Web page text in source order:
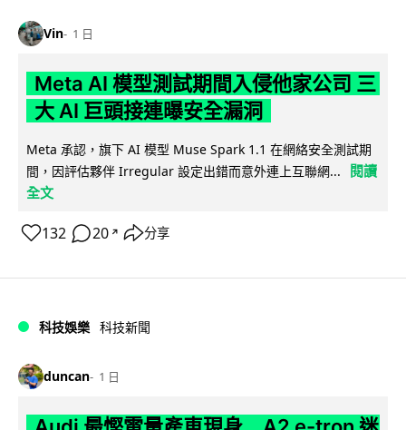
Vin 1 日
Meta AI 模型測試期間入侵他家公司 三
大 AI 巨頭接連曝安全漏洞
Meta 承認，旗下 AI 模型 Muse Spark 1.1 在網絡安全測試期
間，因評估夥伴 Irregular 設定出錯而意外連上互聯網...
閱讀
全文
132 20 ↗ 分享
科技娛樂 科技新聞
duncan 1 日